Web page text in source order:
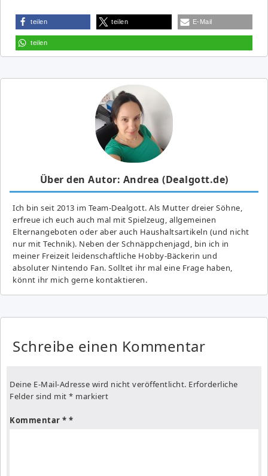
teilen teilen E-Mail
teilen
Über den Autor: Andrea (Dealgott.de)
Ich bin seit 2013 im Team-Dealgott. Als Mutter dreier Söhne,
erfreue ich euch auch mal mit Spielzeug, allgemeinen
Elternangeboten oder aber auch Haushaltsartikeln (und nicht
nur mit Technik). Neben der Schnäppchenjagd, bin ich in
meiner Freizeit leidenschaftliche Hobby-Bäckerin und
absoluter Nintendo Fan. Solltet ihr mal eine Frage haben,
könnt ihr mich gerne kontaktieren.
Schreibe einen Kommentar
Deine E-Mail-Adresse wird nicht veröffentlicht. Erforderliche
Felder sind mit * markiert
Kommentar *